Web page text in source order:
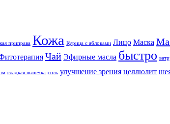
приправа Кожа Курица с яблоками Лицо Маска
Чай Эфирные масла быстро
сладкая выпечка соль улучшение зрения целлюлит